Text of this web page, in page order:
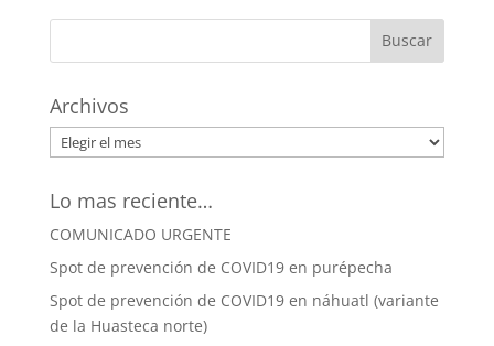
Archivos
Archivos
Lo mas reciente…
COMUNICADO URGENTE
Spot de prevención de COVID19 en purépecha
Spot de prevención de COVID19 en náhuatl (variante
de la Huasteca norte)